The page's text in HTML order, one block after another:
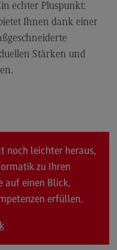
Arbeit
echter Pluspunkt:
Ihnen dank einer
Stärken und
noch leichter heraus,
zu Ihren
auf einen Blick,
erfüllen.